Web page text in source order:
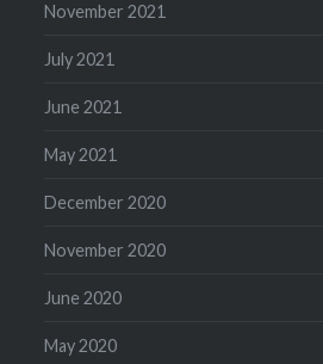
November 2021
July 2021
June 2021
May 2021
December 2020
November 2020
June 2020
May 2020